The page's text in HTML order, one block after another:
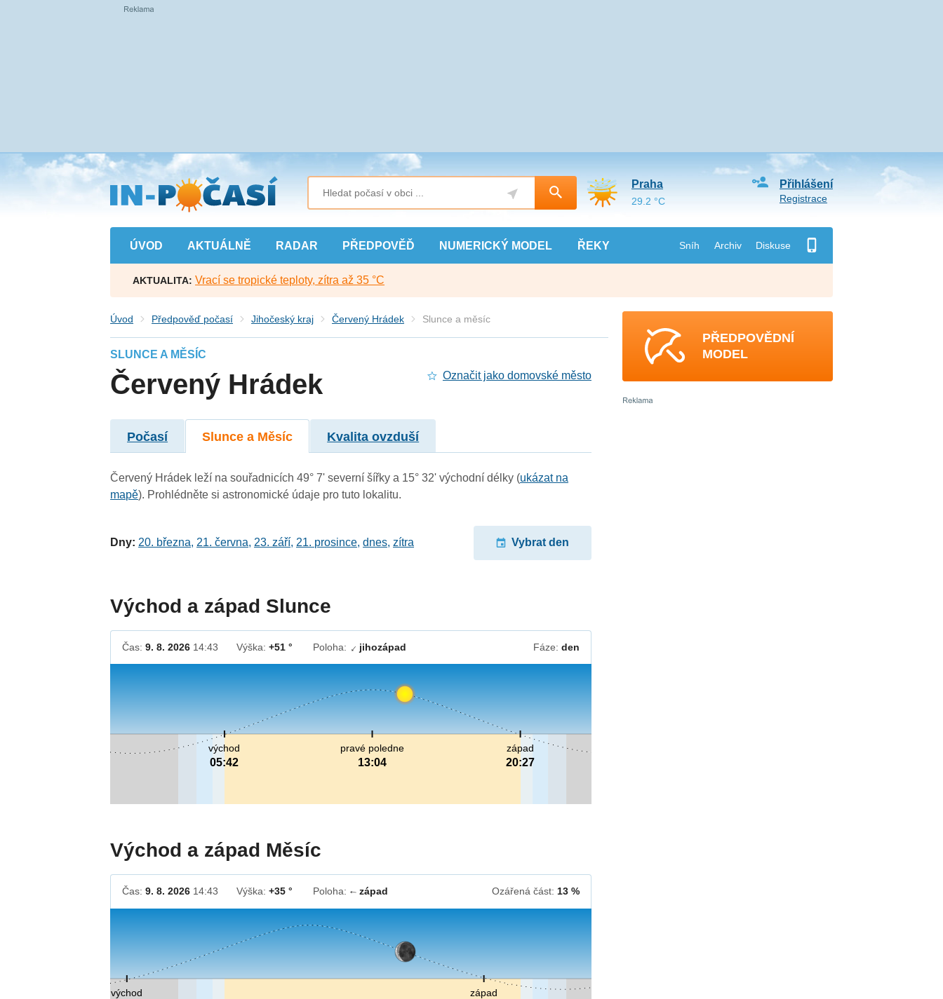
Přejít
na
hlavní
obsah
ÚVOD AKTUÁLNĚ RADAR PŘEDPOVĚĎ NUMERICKÝ MODEL ŘEKY Sníh Archiv Diskuse
Přihlášení
Registrace
Praha
29.2 °C
AKTUALITA: Vrací se tropické teploty, zítra až 35 °C
Úvod Předpověď počasí Jihočeský kraj Červený Hrádek Slunce a měsíc
SLUNCE A MĚSÍC
Červený Hrádek Označit jako domovské město
Počasí Slunce a Měsíc Kvalita ovzduší
Červený Hrádek leží na souřadnicích 49° 7' severní šířky a 15° 32' východní délky (ukázat na
mapě). Prohlédněte si astronomické údaje pro tuto lokalitu.
Dny: 20. března, 21. června, 23. září, 21. prosince,dnes,zítra Vybrat den
Východ a západ Slunce
Čas:9. 8. 2026 14:43 Výška:+51 ° Poloha: ↓ jihozápad Fáze: den
pravé poledne
13:04
východ
05:42
západ
20:27
Východ a západ Měsíc
Čas:9. 8. 2026 14:43 Výška:+35 ° Poloha: ↓západ Ozářená část: 13 %
východ západ
PŘEDPOVĚDNÍ
MODEL